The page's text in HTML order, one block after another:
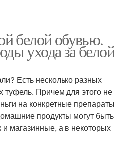
белой обувью.
ухода за белой
Есть несколько разных
туфель. Причем для этого не
на конкретные препараты
продукты могут быть
магазинные, а в некоторых